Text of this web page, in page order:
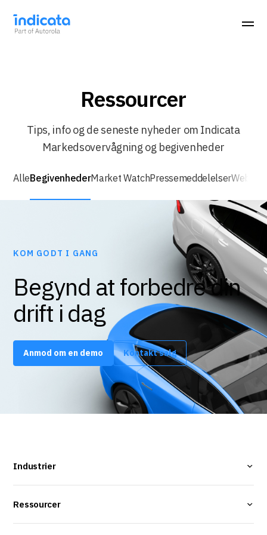
Ressourcer
Tips, info og de seneste nyheder om Indicata
Markedsovervågning og begivenheder
AlleBegivenhederMarket WatchPressemeddelelser
KOM GODT I GANG
Begynd at forbedre din
drift i dag
Anmod om en demo Kontakt salg
Industrier
Ressourcer